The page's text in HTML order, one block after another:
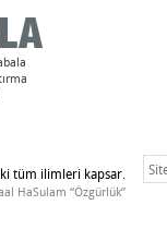
tüm ilimleri kapsar.
HaSulam “Özgürlük”